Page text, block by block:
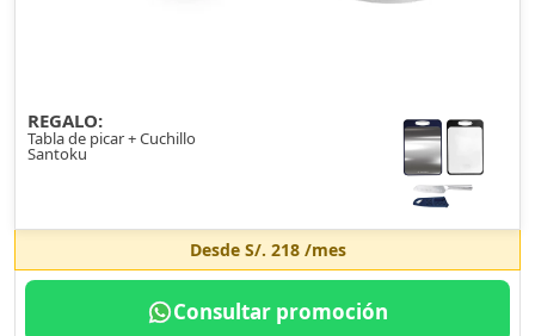
REGALO:
Tabla de picar + Cuchillo
Santoku
Desde S/. 218/mes
Consultar promoción